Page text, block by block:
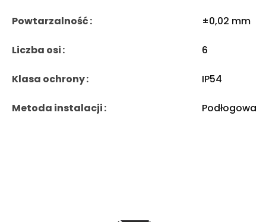
Powtarzalność ±0,02 mm
Liczba osi 6
Klasa ochrony IP54
Metoda instalacji Podłogowa